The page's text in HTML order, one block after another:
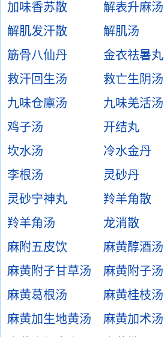
加味香苏散
解表升麻汤
解肌发汗散
解肌汤
筋骨八仙丹
金衣祛暑丸
救汗回生汤
救亡生阴汤
九味仓廪汤
九味羌活汤
鸡子汤
开结丸
坎水汤
冷水金丹
李根汤
灵砂丹
灵砂宁神丸
羚羊角散
羚羊角汤
龙消散
麻附五皮饮
麻黄醇酒汤
麻黄附子甘草汤
麻黄附子汤
麻黄葛根汤
麻黄桂枝汤
麻黄加生地黄汤
麻黄加术汤